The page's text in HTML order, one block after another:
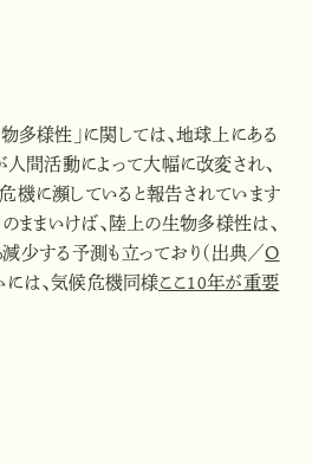
多様性」に関しては、地球上にある
人間活動によって大幅に改変され、
機に瀕していると報告されています
のままいけば、陸上の生物多様性は、
少する予測も立っており（出典／O
には、気候危機同様ここ10年が重要